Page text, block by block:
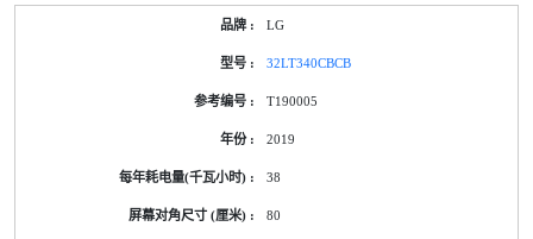
LG
32LT340CBCB
T190005
2019
38
80